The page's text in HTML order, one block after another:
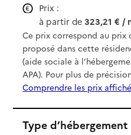
Prix :
à partir de323,21 € /
Ce prix correspond au prix
proposé dans cette
(aide sociale à
APA). Pour plus de
Comprendre les prix
Type d’hébergement